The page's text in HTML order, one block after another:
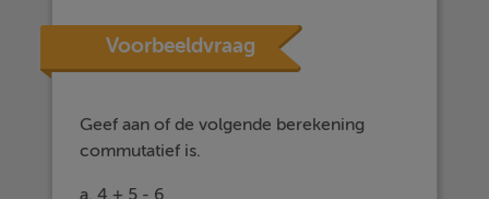
Voorbeeldvraag
Geef aan of de volgende berekening
commutatief is.
a. 4 + 5 - 6